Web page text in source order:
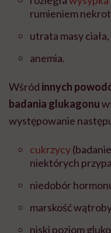
rumieniem
utrata masy ciała,
anemia.
Wśród innych
badania glukagonu
występowanie
cukrzycy
niektórych
niedobór
marskość
niski poziom